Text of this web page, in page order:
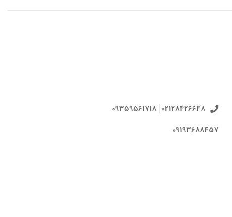
02128426648
09359561718
09193688457